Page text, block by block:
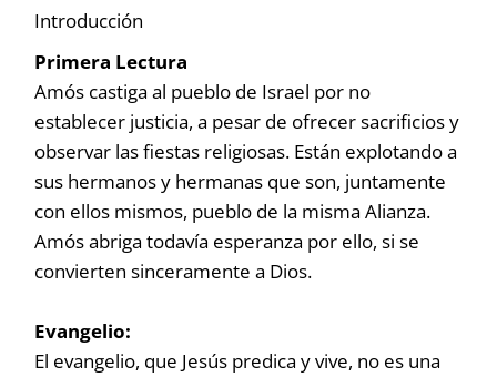
Introducción
Primera Lectura
Amós castiga al pueblo de Israel por no
establecer justicia, a pesar de ofrecer sacrificios y
observar las fiestas religiosas. Están explotando a
sus hermanos y hermanas que son, juntamente
con ellos mismos, pueblo de la misma Alianza.
Amós abriga todavía esperanza por ello, si se
convierten sinceramente a Dios.
Evangelio:
El evangelio, que Jesús predica y vive, no es una